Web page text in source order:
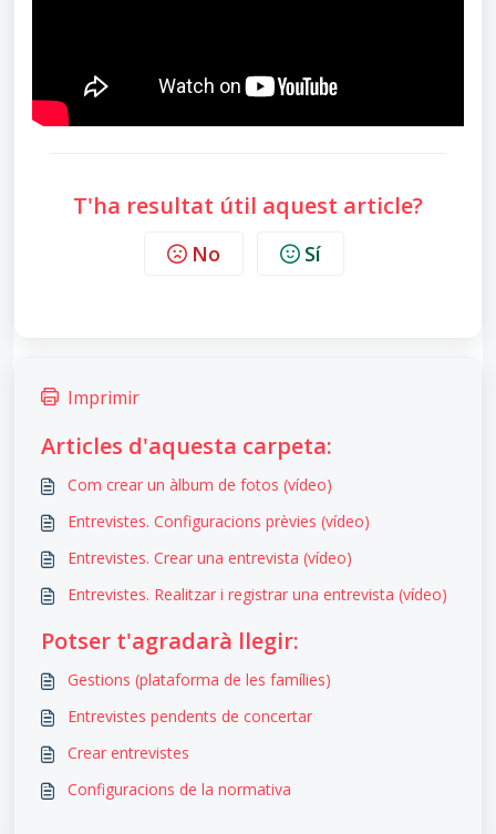
T'ha resultat útil aquest article?
No Sí
Imprimir
Articles d'aquesta carpeta:
Com crear un àlbum de fotos (vídeo)
Entrevistes. Configuracions prèvies (vídeo)
Entrevistes. Crear una entrevista (vídeo)
Entrevistes. Realitzar i registrar una entrevista (vídeo)
Potser t'agradarà llegir:
Gestions (plataforma de les famílies)
Entrevistes pendents de concertar
Crear entrevistes
Configuracions de la normativa